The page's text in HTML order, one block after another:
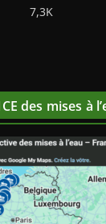
7,3K
des mises à